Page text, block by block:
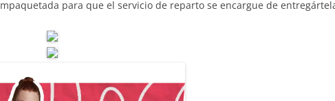
para que el servicio de reparto se encargue de